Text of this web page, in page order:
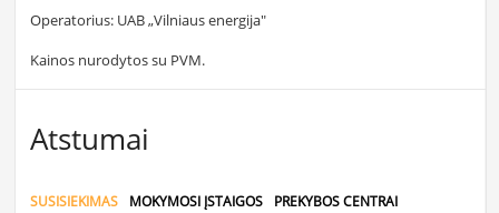
Operatorius: UAB „Vilniaus energija"
Kainos nurodytos su PVM.
Atstumai
SUSISIEKIMAS MOKYMOSI ĮSTAIGOS
PREKYBOS CENTRAI